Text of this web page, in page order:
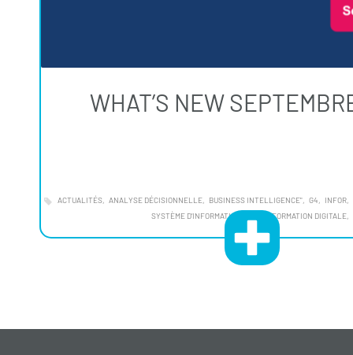
WHAT’S NEW
ACTUALITÉS ANALYSE DÉCISIONNELLE BUSINESS INTELLIGENCE" G4 INFOR
SYSTÈME D'INFORMATION
TRANSFORMATION DIGITALE